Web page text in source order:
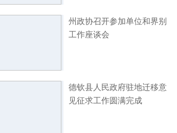
州政协召开参加单位和界别
工作座谈会
德钦县人民政府驻地迁移意
见征求工作圆满完成